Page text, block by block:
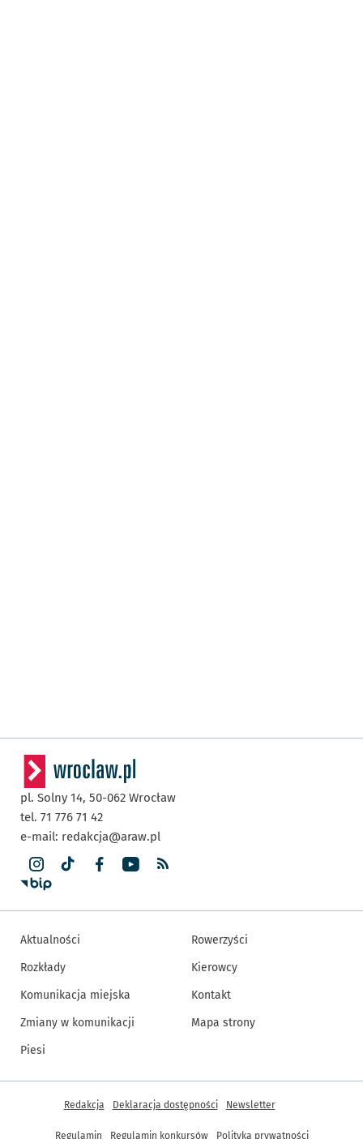
pl. Solny 14, 50-062 Wrocław
tel. 71 776 71 42
e-mail: redakcja@araw.pl
Aktualności
Rozkłady
Komunikacja miejska
Zmiany w komunikacji
Piesi
Rowerzyści
Kierowcy
Kontakt
Mapa strony
Inne informacje
Redakcja Deklaracja dostępności Newsletter
Regulamin Regulamin konkursów Polityka prywatności